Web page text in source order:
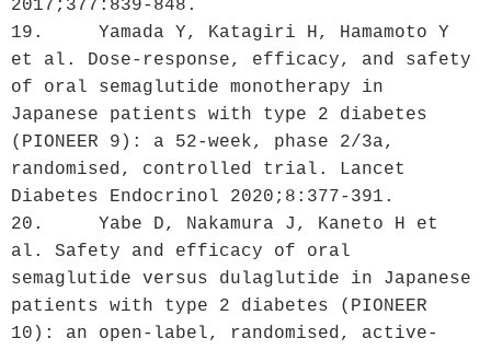
2017;377:839-848.
19.	Yamada Y, Katagiri H, Hamamoto Y
et al. Dose-response, efficacy, and safety
of oral semaglutide monotherapy in
Japanese patients with type 2 diabetes
(PIONEER 9): a 52-week, phase 2/3a,
randomised, controlled trial. Lancet
Diabetes Endocrinol 2020;8:377-391.
20.	Yabe D, Nakamura J, Kaneto H et
al. Safety and efficacy of oral
semaglutide versus dulaglutide in Japanese
patients with type 2 diabetes (PIONEER
10): an open-label, randomised, active-